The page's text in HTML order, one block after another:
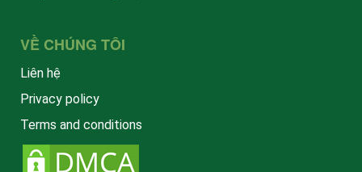
VỀ CHÚNG TÔI
Liên hệ
Privacy policy
Terms and conditions